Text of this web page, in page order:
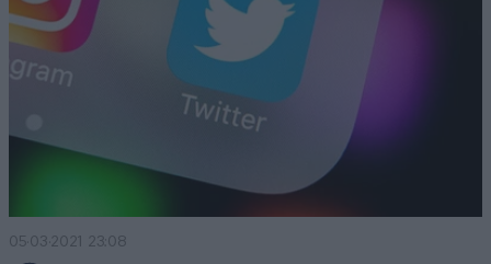
05·03·2021 23:08